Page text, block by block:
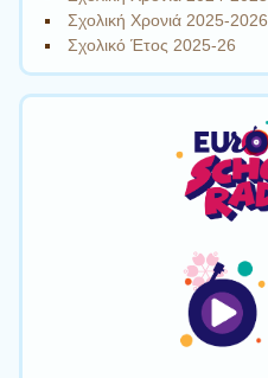
Σχολική Χρονιά 2025-2026
Σχολικό Έτος 2025-26